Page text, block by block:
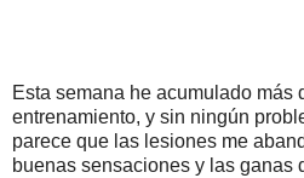
Esta semana he acumulado más
entrenamiento, y sin ningún
parece que las lesiones me
buenas sensaciones y las ganas